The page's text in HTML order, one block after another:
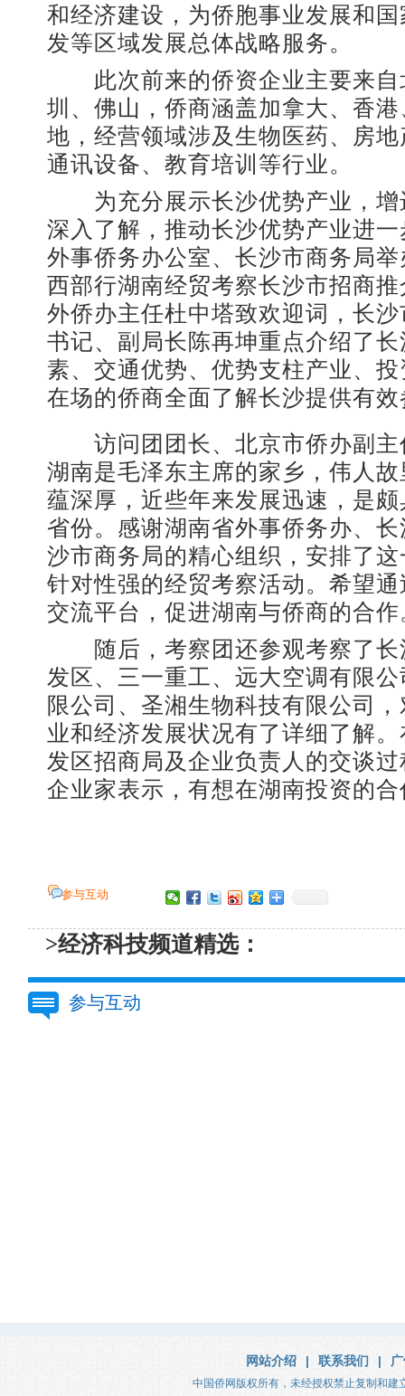
和经济建设，为侨胞事业发展和
发等区域发展总体战略服务。
此次前来的侨资企业主要来自
圳、佛山，侨商涵盖加拿大、香
地，经营领域涉及生物医药、房
通讯设备、教育培训等行业。
为充分展示长沙优势产业，增
深入了解，推动长沙优势产业进
外事侨务办公室、长沙市商务局
西部行湖南经贸考察长沙市招商
外侨办主任杜中塔致欢迎词，长
书记、副局长陈再坤重点介绍了
素、交通优势、优势支柱产业、
在场的侨商全面了解长沙提供有
访问团团长、北京市侨办副主
湖南是毛泽东主席的家乡，伟人
蕴深厚，近些年来发展迅速，是
省份。感谢湖南省外事侨务办、
沙市商务局的精心组织，安排了
针对性强的经贸考察活动。希望
交流平台，促进湖南与侨商的合作
随后，考察团还参观考察了长
发区、三一重工、远大空调有限
限公司、圣湘生物科技有限公司
业和经济发展状况有了详细了解
发区招商局及企业负责人的交谈
企业家表示，有想在湖南投资的
参与互动
>经济科技频道精选：
参与互动
网站介绍 | 联系我们 |
中国侨网版权所有，未经授权禁止复制和建